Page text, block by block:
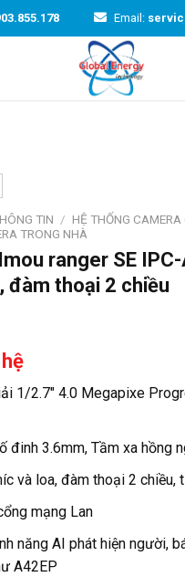
Email:
TIN / HỆ THỐNG
TRONG NHÀ
ranger SE
đàm thoại 2 chiều
1/2.7″ 4.0 Megapixe
đinh 3.6mm, Tầm xa hồng
và loa, đàm thoại 2 chiều,
mạng Lan
năng AI phát hiện người,
A42EP